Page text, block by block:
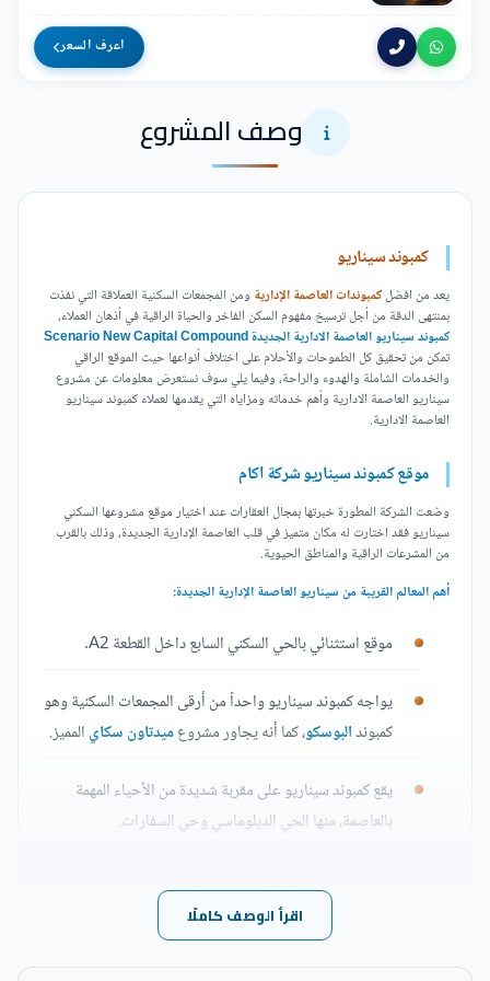
اعرف السعر
وصف المشروع
كمبوند سيناريو
يعد من افضلكمبوندات العاصمة الإدارية ومن المجمعات السكنية العملاقة التي نفذت
بمنتهى الدقة من أجل ترسيخ مفهوم السكن الفاخر والحياة الراقية في أذهان العملاء،
كمبوند سيناريو العاصمة الادارية الجديدة Scenario New Capital Compound
تمكن من تحقيق كل الطموحات والأحلام على اختلاف أنواعها حيث الموقع الراقي
والخدمات الشاملة والهدوء والراحة، وفيما يلي سوف نستعرض معلومات عن مشروع
سيناريو العاصمة الادارية وأهم خدماته ومزاياه التي يقدمها لعملاء كمبوند سيناريو
العاصمة الادارية.
موقع كمبوند سيناريو شركة اكام
وضعت الشركة المطورة خبرتها بمجال العقارات عند اختيار موقع مشروعها السكني
سيناريو فقد اختارت له مكان متميز في قلب العاصمة الإدارية الجديدة، وذلك بالقرب
من المشرعات الراقية والمناطق الحيوية.
أهم المعالم القريبة من سيناريو العاصمة الإدارية الجديدة:
موقع استثنائي بالحي السكني السابع داخل القطعة A2.
يواجه كمبوند سيناريو واحداً من أرقى المجمعات السكنية وهو
كمبوندالبوسكو، كما أنه يجاور مشروعميدتاون سكايالمميز.
يقع كمبوند سيناريو على مقربة شديدة من الأحياء المهمة
بالعاصمة، منها الحي الدبلوماسي وحي السفارات.
يمكن قطع المسافة من كمبوند آكام العاصمة الادارية الجديدة
اقرأ الوصف كاملًا